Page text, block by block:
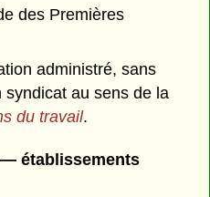
des Premières
administré, sans
syndicat au sens de la
du travail.
établissements